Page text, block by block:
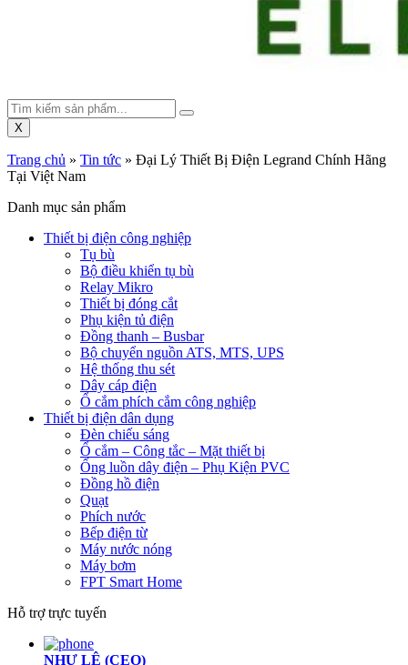
X
Trang chủ » Tin tức » Đại Lý Thiết Bị Điện Legrand Chính Hãng
Tại Việt Nam
Danh mục sản phẩm
Thiết bị điện công nghiệp
Tụ bù
Bộ điều khiển tụ bù
Relay Mikro
Thiết bị đóng cắt
Phụ kiện tủ điện
Đồng thanh – Busbar
Bộ chuyển nguồn ATS, MTS, UPS
Hệ thống thu sét
Dây cáp điện
Ổ cắm phích cắm công nghiệp
Thiết bị điện dân dụng
Đèn chiếu sáng
Ổ cắm – Công tắc – Mặt thiết bị
Ống luồn dây điện – Phụ Kiện PVC
Đồng hồ điện
Quạt
Phích nước
Bếp điện từ
Máy nước nóng
Máy bơm
FPT Smart Home
Hỗ trợ trực tuyến
NHƯ LỆ (CEO)